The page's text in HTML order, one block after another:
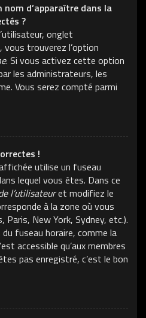
nom d’apparaître dans la
?
onglet
trouverez l’option
. Si vous activez cette option
les administrateurs, les
Vous serez compté parmi
!
utilise un fuseau
lequel vous êtes. Dans ce
l’utilisateuret modifiez le
à la zone où vous
Paris, New York, Sydney, etc.).
fuseau horaire, comme la
accessible qu’aux membres
pas enregistré, c’est le bon